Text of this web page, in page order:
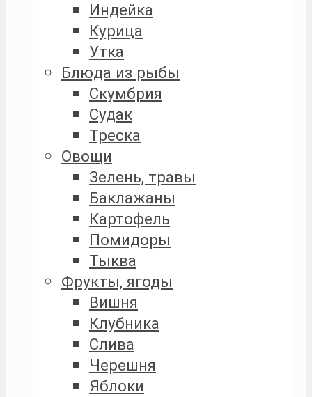
Индейка
Курица
Утка
Блюда из рыбы
Скумбрия
Судак
Треска
Овощи
Зелень, травы
Баклажаны
Картофель
Помидоры
Тыква
Фрукты, ягоды
Вишня
Клубника
Слива
Черешня
Яблоки